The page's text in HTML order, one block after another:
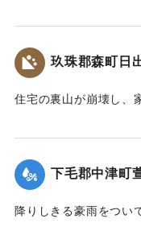
｜固有コード: 002680206
玖珠郡森町日
住宅の裏山が崩壊し、
｜固有コード: 002680198
下毛郡中津町
降りしきる豪雨をつい